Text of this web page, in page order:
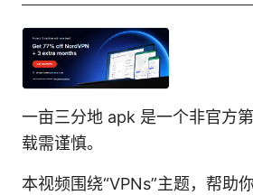
一亩三分地 apk 是一个非官方
载需谨慎。
本视频围绕“VPNs”主题，帮助